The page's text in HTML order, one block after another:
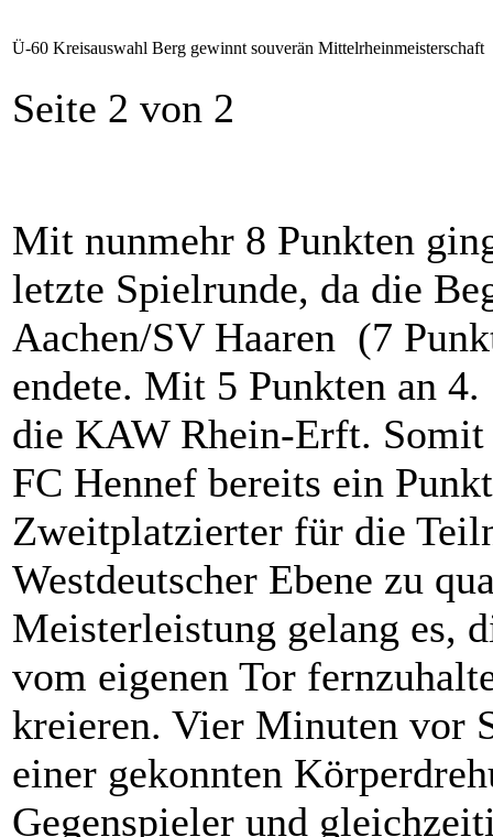
Ü-60 Kreisauswahl Berg gewinnt souverän Mittelrheinmeisterschaft
Seite 2 von 2
Mit nunmehr 8 Punkten
letzte Spielrunde, da die
Aachen/SV Haaren (7
endete. Mit 5 Punkten an
die KAW Rhein-Erft. Somit
FC Hennef bereits ein
Zweitplatzierter für die
Westdeutscher Ebene zu
Meisterleistung gelang es,
vom eigenen Tor
kreieren. Vier Minuten vor
einer gekonnten
Gegenspieler und